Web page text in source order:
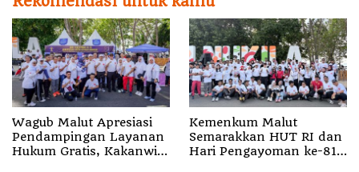
Wagub Malut Apresiasi
Pendampingan Layanan
Hukum Gratis, Kakanwil:
Kemenkum Malut
Semarakkan HUT RI dan
Hari Pengayoman ke-81